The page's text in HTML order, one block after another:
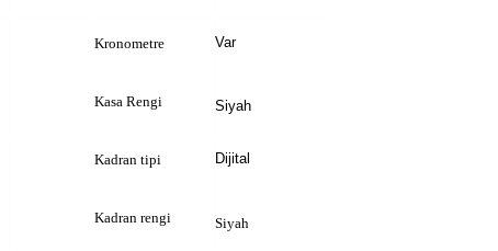
Kronometre Var
Kasa Rengi Siyah
Kadran tipi Dijital
Kadran rengi Siyah